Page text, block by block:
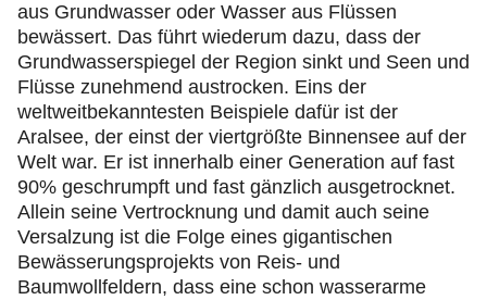
aus Grundwasser oder Wasser aus Flüssen
bewässert. Das führt wiederum dazu, dass der
Grundwasserspiegel der Region sinkt und Seen und
Flüsse zunehmend austrocken. Eins der
weltweitbekanntesten Beispiele dafür ist der
Aralsee, der einst der viertgrößte Binnensee auf der
Welt war. Er ist innerhalb einer Generation auf fast
90% geschrumpft und fast gänzlich ausgetrocknet.
Allein seine Vertrocknung und damit auch seine
Versalzung ist die Folge eines gigantischen
Bewässerungsprojekts von Reis- und
Baumwollfeldern, dass eine schon wasserarme